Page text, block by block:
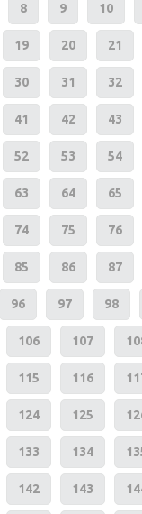
8 9 10
19 20 21
30 31 32
41 42 43
52 53 54
63 64 65
74 75 76
85 86 87
96 97 98
106 107
115 116
124 125
133 134
142 143